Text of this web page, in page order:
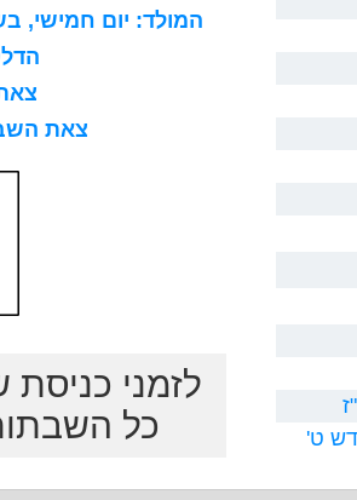
ט'
המולד: יום חמישי, בשעה 8 בבוקר, 15
צאת
צאת השבת
לזמני
כל